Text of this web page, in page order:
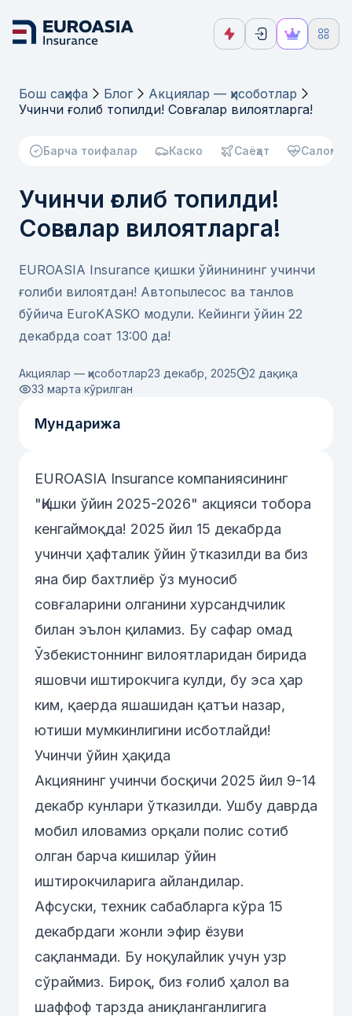
Бош саҳифа Блог
Акциялар — ҳисоботлар
Учинчи ғолиб топилди! Совғалар вилоятларга!
Барча тоифалар Каско Саёҳат
Учинчи ғолиб топилди!
Совғалар вилоятларга!
EUROASIA Insurance қишки ўйинининг учинчи
ғолиби вилоятдан! Автопылесос ва танлов
бўйича EuroKASKO модули. Кейинги ўйин 22
декабрда соат 13:00 да!
Акциялар — ҳисоботлар23 декабр, 2025
2 дақиқа
33 марта кўрилган
Мундарижа
EUROASIA Insurance компаниясининг
"Қишки ўйин 2025-2026" акцияси тобора
кенгаймоқда! 2025 йил 15 декабрда
учинчи ҳафталик ўйин ўтказилди ва биз
яна бир бахтлиёр ўз муносиб
совғаларини олганини хурсандчилик
билан эълон қиламиз. Бу сафар омад
Ўзбекистоннинг вилоятларидан бирида
яшовчи иштирокчига кулди, бу эса ҳар
ким, қаерда яшашидан қатъи назар,
ютиши мумкинлигини исботлайди!
Учинчи ўйин ҳақида
Акциянинг учинчи босқичи 2025 йил 9-14
декабр кунлари ўтказилди. Ушбу даврда
мобил иловамиз орқали полис сотиб
олган барча кишилар ўйин
иштирокчиларига айландилар.
Афсуски, техник сабабларга кўра 15
декабрдаги жонли эфир ёзуви
сақланмади. Бу ноқулайлик учун узр
сўраймиз. Бироқ, биз ғолиб ҳалол ва
шаффоф тарзда аниқланганлигига